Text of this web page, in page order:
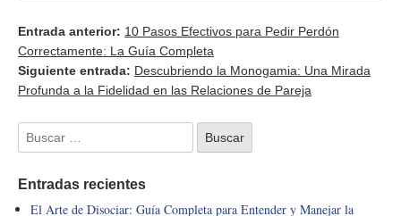
Entrada anterior: 10 Pasos Efectivos para Pedir Perdón
Correctamente: La Guía Completa
Siguiente entrada: Descubriendo la Monogamia: Una Mirada
Profunda a la Fidelidad en las Relaciones de Pareja
Entradas recientes
El Arte de Disociar: Guía Completa para Entender y Manejar la